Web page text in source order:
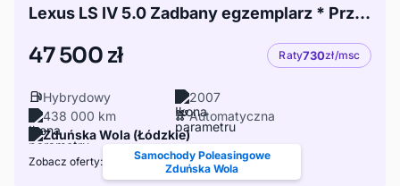
Lexus LS IV 5.0 Zadbany egzemplarz * Przebieg autostradowy
47 500 zł Raty730zł/msc
Hybrydowy
2007
438 000 km
Automatyczna
Zduńska Wola (Łódzkie)
Zobacz oferty:
Samochody Poleasingowe
Zduńska Wola